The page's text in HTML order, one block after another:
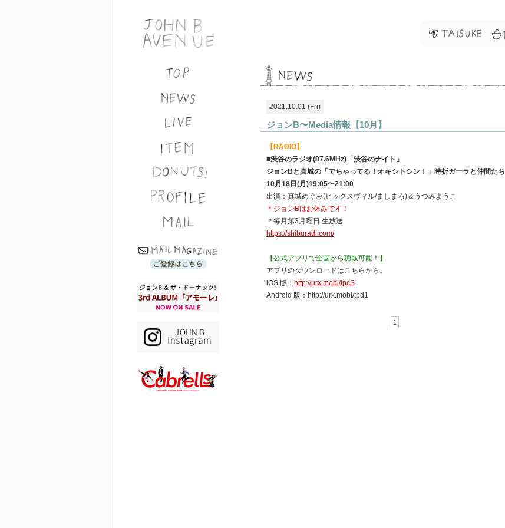
2021.10.01 (Fri)
ジョンB〜Media情報【10月】
【RADIO】
■渋谷のラジオ(87.6MHz)「渋谷のナイト」
ジョンBと真城の「でちゃってる！オキシトシン！」時折ガーラと仲間たち
10月18日(月)19:05〜21:00
出演：真城めぐみ(ヒックスヴィル/ましまろ)＆うつみようこ
＊ジョンBはお休みです！
＊毎月第3月曜日 生放送
https://shiburadi.com/
【公式アプリで全国から聴取可能！】
アプリのダウンロードはこちらから。
iOS 版： http://urx.mobi/tpcS
Android 版：http://urx.mobi/tpd1
1